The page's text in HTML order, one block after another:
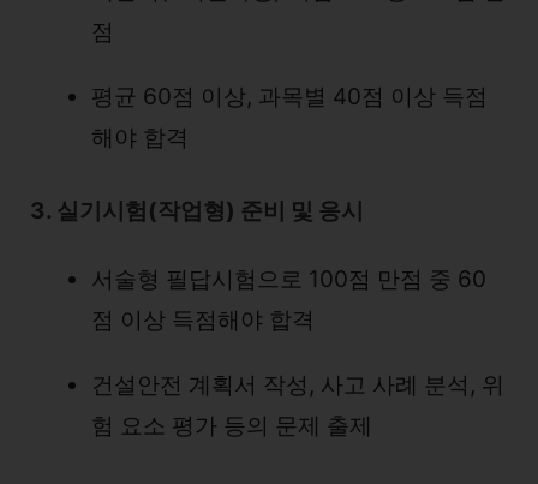
점
평균 60점 이상, 과목별 40점 이상 득점
해야 합격
3. 실기시험(작업형) 준비 및 응시
서술형 필답시험으로 100점 만점 중 60
점 이상 득점해야 합격
건설안전 계획서 작성, 사고 사례 분석, 위
험 요소 평가 등의 문제 출제